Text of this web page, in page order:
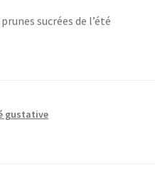
sucrées de l’été
gustative